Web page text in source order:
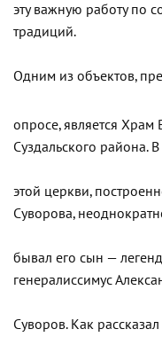
эту важную работу по
традиций.
Одним из объектов,
опросе, является Храм
Суздальского района. В
этой церкви,
Суворова,
бывал его сын —
генералиссимус
Суворов. Как